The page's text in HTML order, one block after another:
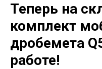
Теперь на
комплект
дробемета
работе!